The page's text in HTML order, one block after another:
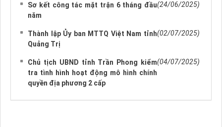
Sơ kết công tác mặt trận 6 tháng đầu
năm
(24/06/2025)
Thành lập Ủy ban MTTQ Việt Nam tỉnh
Quảng Trị
(02/07/2025)
Chủ tịch UBND tỉnh Trần Phong kiểm
tra tình hình hoạt động mô hình chính
quyền địa phương 2 cấp
(04/07/2025)